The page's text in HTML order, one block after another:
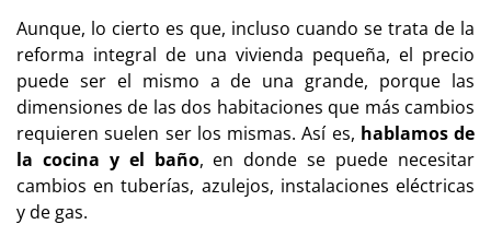
Aunque, lo cierto es que, incluso cuando se trata de la
reforma integral de una vivienda pequeña, el precio
puede ser el mismo a de una grande, porque las
dimensiones de las dos habitaciones que más cambios
requieren suelen ser los mismas. Así es, hablamos de
la cocina y el baño, en donde se puede necesitar
cambios en tuberías, azulejos, instalaciones eléctricas
y de gas.